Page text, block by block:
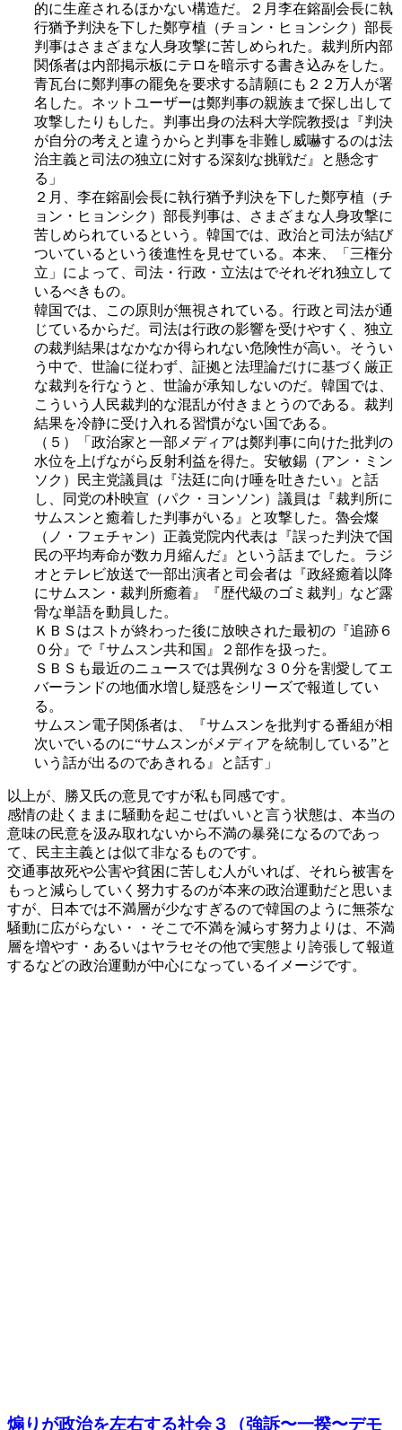
的に生産されるほかない構造だ。２月李在鎔副会長に執
行猶予判決を下した鄭亨植（チョン・ヒョンシク）部長
判事はさまざまな人身攻撃に苦しめられた。裁判所内部
関係者は内部掲示板にテロを暗示する書き込みをした。
青瓦台に鄭判事の罷免を要求する請願にも２２万人が署
名した。ネットユーザーは鄭判事の親族まで探し出して
攻撃したりもした。判事出身の法科大学院教授は『判決
が自分の考えと違うからと判事を非難し威嚇するのは法
治主義と司法の独立に対する深刻な挑戦だ』と懸念す
る」
２月、李在鎔副会長に執行猶予判決を下した鄭亨植（チ
ョン・ヒョンシク）部長判事は、さまざまな人身攻撃に
苦しめられているという。韓国では、政治と司法が結び
ついているという後進性を見せている。本来、「三権分
立」によって、司法・行政・立法はでそれぞれ独立して
いるべきもの。
韓国では、この原則が無視されている。行政と司法が通
じているからだ。司法は行政の影響を受けやすく、独立
の裁判結果はなかなか得られない危険性が高い。そうい
う中で、世論に従わず、証拠と法理論だけに基づく厳正
な裁判を行なうと、世論が承知しないのだ。韓国では、
こういう人民裁判的な混乱が付きまとうのである。裁判
結果を冷静に受け入れる習慣がない国である。
（５）「政治家と一部メディアは鄭判事に向けた批判の
水位を上げながら反射利益を得た。安敏錫（アン・ミン
ソク）民主党議員は『法廷に向け唾を吐きたい』と話
し、同党の朴映宣（パク・ヨンソン）議員は『裁判所に
サムスンと癒着した判事がいる』と攻撃した。魯会燦
（ノ・フェチャン）正義党院内代表は『誤った判決で国
民の平均寿命が数カ月縮んだ』という話までした。ラジ
オとテレビ放送で一部出演者と司会者は『政経癒着以降
にサムスン・裁判所癒着』『歴代級のゴミ裁判」など露
骨な単語を動員した。
ＫＢＳはストが終わった後に放映された最初の『追跡６
０分』で『サムスン共和国』２部作を扱った。
ＳＢＳも最近のニュースでは異例な３０分を割愛してエ
バーランドの地価水増し疑惑をシリーズで報道してい
る。
サムスン電子関係者は、『サムスンを批判する番組が相
次いでいるのに“サムスンがメディアを統制している”と
いう話が出るのであきれる』と話す」
以上が、勝又氏の意見ですが私も同感です。
感情の赴くままに騒動を起こせばいいと言う状態は、本当の
意味の民意を汲み取れないから不満の暴発になるのであっ
て、民主主義とは似て非なるものです。
交通事故死や公害や貧困に苦しむ人がいれば、それら被害を
もっと減らしていく努力するのが本来の政治運動だと思いま
すが、日本では不満層が少なすぎるので韓国のように無茶な
騒動に広がらない・・そこで不満を減らす努力よりは、不満
層を増やす・あるいはヤラセその他で実態より誇張して報道
するなどの政治運動が中心になっているイメージです。
煽りが政治を左右する社会３（強訴〜一揆〜デモ